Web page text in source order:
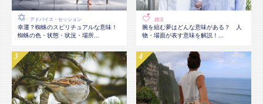
アドバイス・セッション
幸運？蜘蛛のスピリチュアルな意味！
蜘蛛の色・状態・状況・場所...
婚活
腕を組む夢はどんな意味がある？ 人
物・場面が表す意味を解説！...